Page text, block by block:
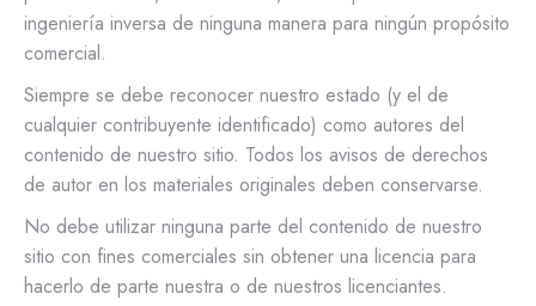
ingeniería inversa de ninguna manera para ningún propósito
comercial.
Siempre se debe reconocer nuestro estado (y el de
cualquier contribuyente identificado) como autores del
contenido de nuestro sitio. Todos los avisos de derechos
de autor en los materiales originales deben conservarse.
No debe utilizar ninguna parte del contenido de nuestro
sitio con fines comerciales sin obtener una licencia para
hacerlo de parte nuestra o de nuestros licenciantes.